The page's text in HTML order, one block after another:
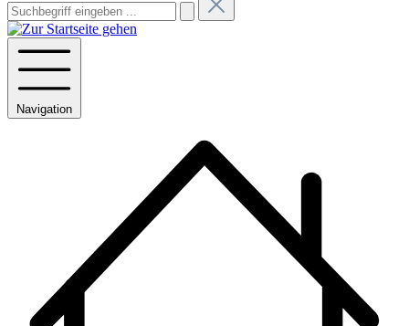
Navigation